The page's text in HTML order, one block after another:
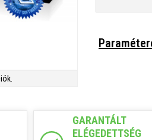
GARANTÁLT
ELÉGEDETTSÉG